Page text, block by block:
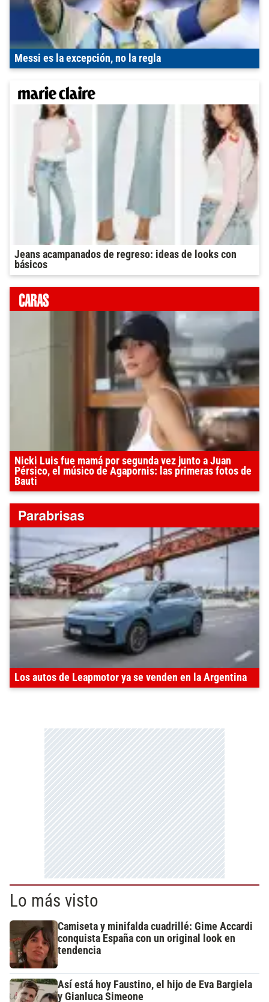
Messi es la excepción, no la regla
Jeans acampanados de regreso: ideas de looks con
básicos
Nicki Luis fue mamá por segunda vez junto a Juan
Pérsico, el músico de Agapornis: las primeras fotos de
Bauti
Los autos de Leapmotor ya se venden en la Argentina
Lo más visto
Camiseta y minifalda cuadrillé: Gime Accardi
conquista España con un original look en
tendencia
Así está hoy Faustino, el hijo de Eva Bargiela
y Gianluca Simeone